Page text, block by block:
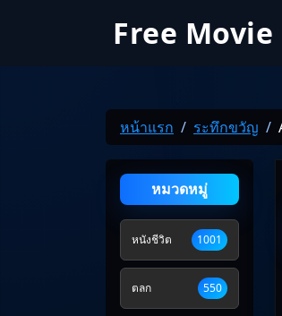
Free Movie
หน้าแรก ระทึกขวัญ
หมวดหมู่
หนังชีวิต 1001
ตลก 550